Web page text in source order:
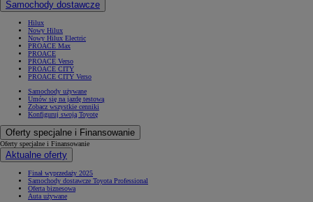
Samochody dostawcze
Hilux
Nowy Hilux
Nowy Hilux Electric
PROACE Max
PROACE
PROACE Verso
PROACE CITY
PROACE CITY Verso
Samochody używane
Umów się na jazdę testową
Zobacz wszystkie cenniki
Konfiguruj swoją Toyotę
Oferty specjalne i Finansowanie
Oferty specjalne i Finansowanie
Aktualne oferty
Finał wyprzedaży 2025
Samochody dostawcze Toyota Professional
Oferta biznesowa
Auta używane